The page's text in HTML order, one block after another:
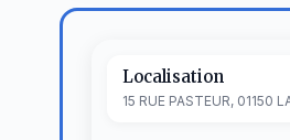
Localisation
15 RUE PASTEUR, 01150